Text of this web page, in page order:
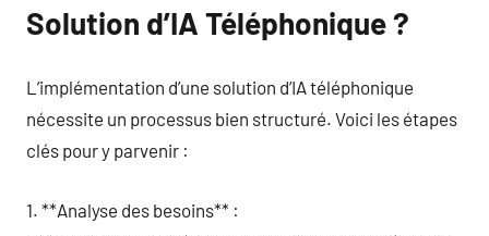
Solution d’IA Téléphonique ?
L’implémentation d’une solution d’IA téléphonique
nécessite un processus bien structuré. Voici les étapes
clés pour y parvenir :
1. **Analyse des besoins** :